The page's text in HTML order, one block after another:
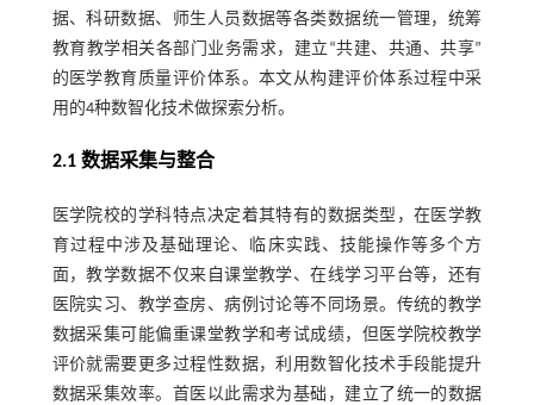
据、科研数据、师生人员数据等各类数据统一管理，统筹
教育教学相关各部门业务需求，建立“共建、共通、共享”
的医学教育质量评价体系。本文从构建评价体系过程中采
用的4种数智化技术做探索分析。
2.1 数据采集与整合
医学院校的学科特点决定着其特有的数据类型，在医学教
育过程中涉及基础理论、临床实践、技能操作等多个方
面，教学数据不仅来自课堂教学、在线学习平台等，还有
医院实习、教学查房、病例讨论等不同场景。传统的教学
数据采集可能偏重课堂教学和考试成绩，但医学院校教学
评价就需要更多过程性数据，利用数智化技术手段能提升
数据采集效率。首医以此需求为基础，建立了统一的数据